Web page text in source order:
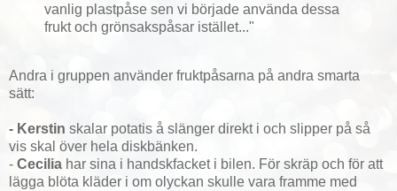
vanlig plastpåse sen vi började använda dessa
frukt och grönsakspåsar istället..."
Andra i gruppen använder fruktpåsarna på andra smarta
sätt:
- Kerstin skalar potatis å slänger direkt i och slipper på så
vis skal över hela diskbänken.
- Cecilia har sina i handskfacket i bilen. För skräp och för att
lägga blöta kläder i om olyckan skulle vara framme med